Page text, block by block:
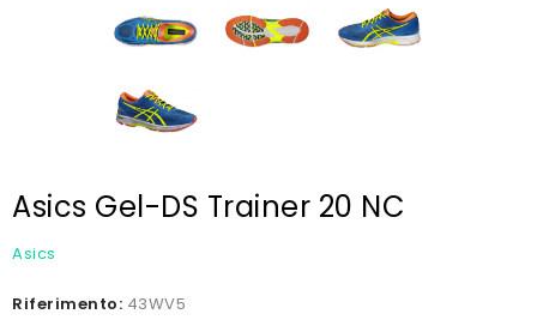
Asics Gel-DS Trainer 20 NC
Asics
Riferimento: 43WV5